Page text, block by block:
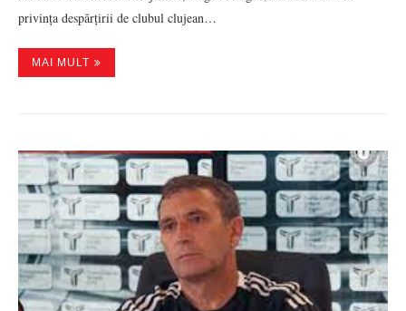
privința despărțirii de clubul clujean…
MAI MULT